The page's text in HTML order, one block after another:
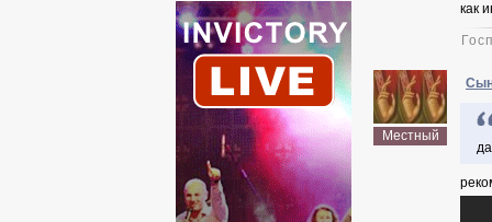
как
Местный